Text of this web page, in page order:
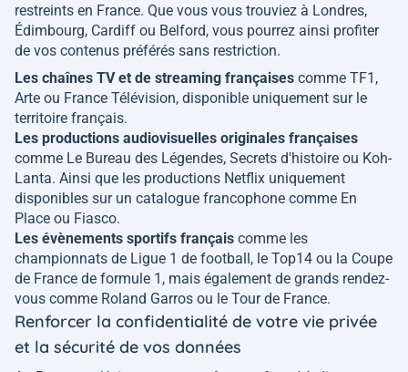
restreints en France. Que vous vous trouviez à Londres,
Édimbourg, Cardiff ou Belford, vous pourrez ainsi profiter
de vos contenus préférés sans restriction.
Les chaînes TV et de streaming françaises comme TF1,
Arte ou France Télévision, disponible uniquement sur le
territoire français.
Les productions audiovisuelles originales françaises
comme Le Bureau des Légendes, Secrets d'histoire ou Koh-
Lanta. Ainsi que les productions Netflix uniquement
disponibles sur un catalogue francophone comme En
Place ou Fiasco.
Les évènements sportifs français comme les
championnats de Ligue 1 de football, le Top14 ou la Coupe
de France de formule 1, mais également de grands rendez-
vous comme Roland Garros ou le Tour de France.
Renforcer la confidentialité de votre vie privée
et la sécurité de vos données